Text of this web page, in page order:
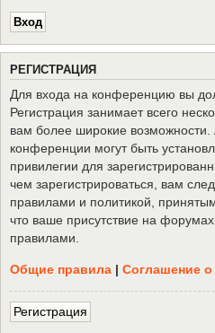
РЕГИСТРАЦИЯ
Для входа на конференцию вы
Регистрация занимает всего
вам более широкие
конференции могут быть
привилегии для
чем зарегистрироваться, вам
правилами и политикой,
что ваше присутствие на
правилами.
Общие правила | Соглашение
Регистрация